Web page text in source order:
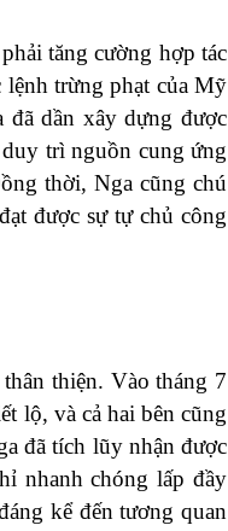
tăng cường hợp tác
lệnh trừng phạt của Mỹ
đã dần xây dựng được
trì nguồn cung ứng
thời, Nga cũng chú
được sự tự chủ công
thiện. Vào tháng 7
lộ, và cả hai bên cũng
đã tích lũy nhận được
nhanh chóng lấp đầy
kể đến tương quan